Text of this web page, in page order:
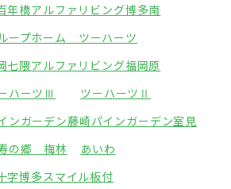
年橋アルファリビング博多南
ープホーム ツーハーツ
七隈アルファリビング福岡原
ハーツⅢ
ツーハーツⅡ
ンガーデン藤崎パインガーデン室見
の郷 梅林
あいわ
字博多スマイル板付